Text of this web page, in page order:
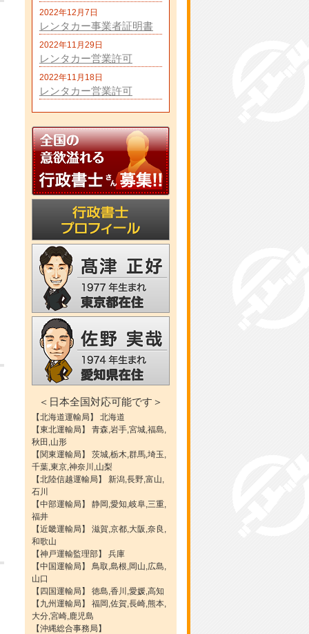
2022年12月7日
レンタカー事業者証明書
2022年11月29日
レンタカー営業許可
2022年11月18日
レンタカー営業許可
＜日本全国対応可能です＞
【北海道運輸局】 北海道
【東北運輸局】 青森,岩手,宮城,福島,
秋田,山形
【関東運輸局】 茨城,栃木,群馬,埼玉,
千葉,東京,神奈川,山梨
【北陸信越運輸局】 新潟,長野,富山,
石川
【中部運輸局】 静岡,愛知,岐阜,三重,
福井
【近畿運輸局】 滋賀,京都,大阪,奈良,
和歌山
【神戸運輸監理部】 兵庫
【中国運輸局】 鳥取,島根,岡山,広島,
山口
【四国運輸局】 徳島,香川,愛媛,高知
【九州運輸局】 福岡,佐賀,長崎,熊本,
大分,宮崎,鹿児島
【沖縄総合事務局】